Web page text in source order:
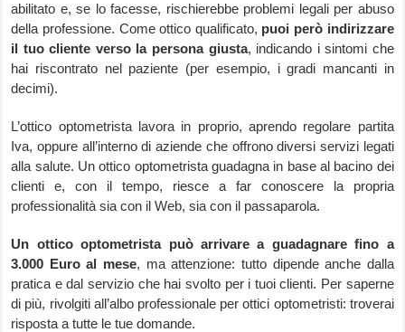
abilitato e, se lo facesse, rischierebbe problemi legali per abuso
della professione. Come ottico qualificato, puoi però indirizzare
il tuo cliente verso la persona giusta, indicando i sintomi che
hai riscontrato nel paziente (per esempio, i gradi mancanti in
decimi).
L’ottico optometrista lavora in proprio, aprendo regolare partita
Iva, oppure all’interno di aziende che offrono diversi servizi legati
alla salute. Un ottico optometrista guadagna in base al bacino dei
clienti e, con il tempo, riesce a far conoscere la propria
professionalità sia con il Web, sia con il passaparola.
Un ottico optometrista può arrivare a guadagnare fino a
3.000 Euro al mese, ma attenzione: tutto dipende anche dalla
pratica e dal servizio che hai svolto per i tuoi clienti. Per saperne
di più, rivolgiti all’albo professionale per ottici optometristi: troverai
risposta a tutte le tue domande.